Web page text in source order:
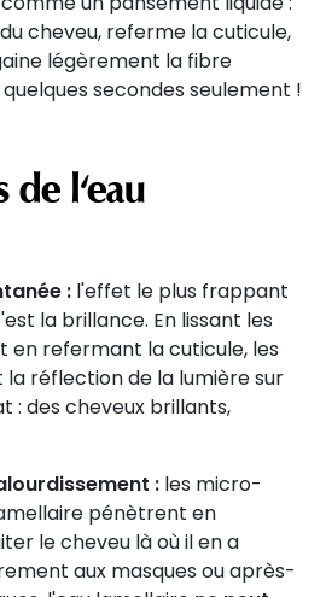
cheveu, referme la cuticule,
légèrement la fibre
secondes seulement !
de l'eau
: l'effet le plus frappant
la brillance. En lissant les
en refermant la cuticule, les
la réflection de la lumière sur
: des cheveux brillants,
: les micro-
pénètrent en
le cheveu là où il en a
aux masques ou après-